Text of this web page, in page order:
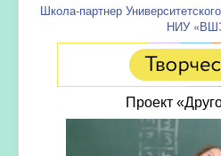
Школа-партнер
НИУ
Проект